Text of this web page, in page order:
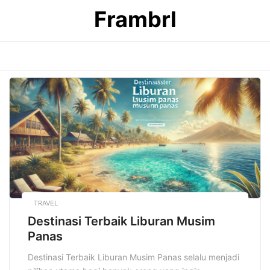
Frambrl
TRAVEL
Destinasi Terbaik Liburan Musim
Panas
Destinasi Terbaik Liburan Musim Panas selalu menjadi